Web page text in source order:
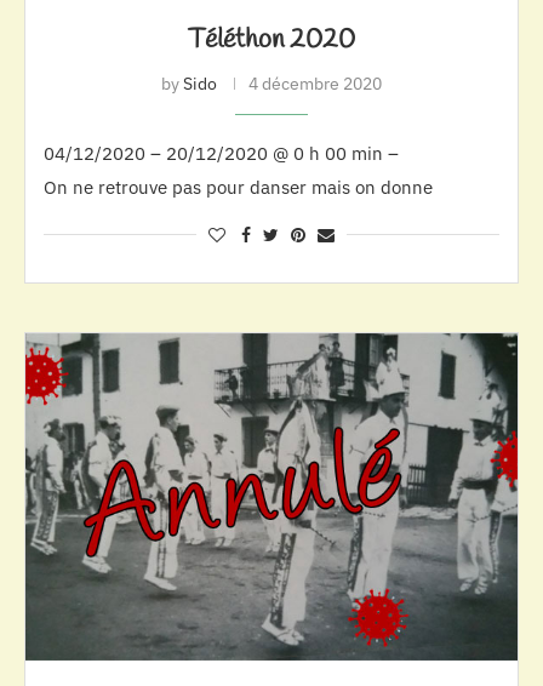
Téléthon 2020
bySido 4 décembre 2020
04/12/2020 – 20/12/2020 @ 0 h 00 min –
On ne retrouve pas pour danser mais on donne